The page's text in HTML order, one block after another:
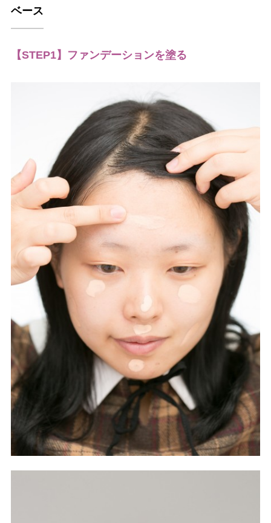
ベース
【STEP1】ファンデーションを塗る